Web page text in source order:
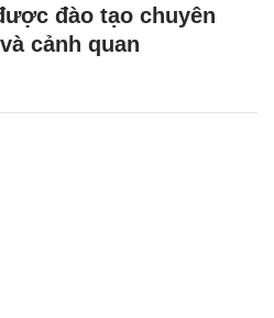
đào tạo chuyên
cảnh quan